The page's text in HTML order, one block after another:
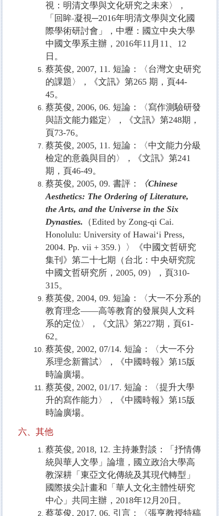
視：明清文學與文化研究之未來〉，
「回眸‧凝視─2016年明清文學與文化國
際學術研討會」，中壢：國立中央大學
中國文學系主辦，2016年11月11、12
日。
蔡英俊, 2007, 11. 短論：〈台灣文史研究
的課題〉，《文訊》第265 期，頁44-
45。
蔡英俊, 2006, 06. 短論：〈寫作測驗研發
與語文能力鑑定〉，《文訊》第248期，
頁73-76。
蔡英俊, 2005, 11. 短論：〈中文能力分級
檢定的意義與目的〉，《文訊》第241
期，頁46-49。
蔡英俊, 2005, 09. 書評： 〈Chinese
Aesthetics: The Ordering of Literature,
the Arts, and the Universe in the Six
Dynasties. （Edited by Zong-qi Cai.
Honolulu: University of Hawai‘i Press,
2004. Pp. vii + 359. ）〉《中國文哲研究
集刊》第二十七期（台北：中央研究院
中國文哲研究所， 2005, 09），頁310-
315。
蔡英俊, 2004, 09. 短論：〈大一不分系的
教育理念——高等教育的發展與人文科
系的定位〉，《文訊》第227期，頁61-
62。
蔡英俊, 2002, 07/14. 短論：〈大一不分
系理念新嘗試〉，《中國時報》第15版
時論廣場。
蔡英俊, 2002, 01/17. 短論：〈提升大學
升的寫作能力〉，《中國時報》第15版
時論廣場。
六、其他
蔡英俊, 2018, 12. 主持兼對談：「抒情傳
統與華人文學」論壇，國立政治大學高
教深耕「東亞文化傳統及其現代轉型」
國際拔尖計畫和「華人文化主體性研究
中心」共同主辦，2018年12月20日。
蔡英俊, 2017, 06. 引言：〈張亨教授特稿